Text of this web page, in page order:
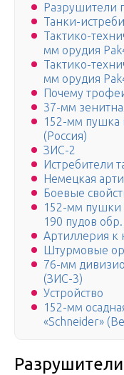
Разрушители
Танки-
Тактико-
мм орудия
Тактико-
мм орудия
Почему
37-мм
152-мм пушка
(Россия)
ЗИС-2
Истребители
Немецкая
Боевые
152-мм пушки
190 пудов
Артиллерия к
Штурмовые
76-мм
(ЗИС-3)
Устройство
152-мм
«Schneider»